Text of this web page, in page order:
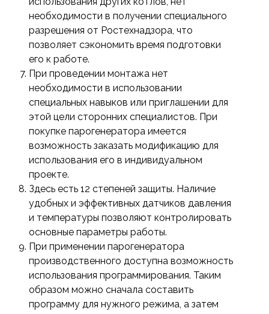
необходимости в получении специального
разрешения от Ростехнадзора, что
позволяет сэкономить время подготовки
его к работе.
При проведении монтажа нет
необходимости в использовании
специальных навыков или приглашении для
этой цели сторонних специалистов. При
покупке парогенератора имеется
возможность заказать модификацию для
использования его в индивидуальном
проекте.
Здесь есть 12 степеней защиты. Наличие
удобных и эффективных датчиков давления
и температуры позволяют контролировать
основные параметры работы.
При применении парогенератора
производственного доступна возможность
использования программирования. Таким
образом можно сначала составить
программу для нужного режима, а затем